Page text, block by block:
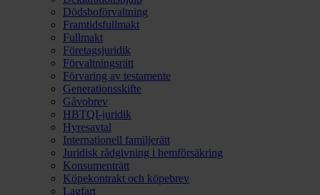
Dödsboförvaltning
Framtidsfullmakt
Fullmakt
Företagsjuridik
Förvaltningsrätt
Förvaring av testamente
Generationsskifte
Gåvobrev
HBTQI-juridik
Hyresavtal
Internationell familjerätt
Juridisk rådgivning i hemförsäkring
Konsumenträtt
Köpekontrakt och köpebrev
Lagfart